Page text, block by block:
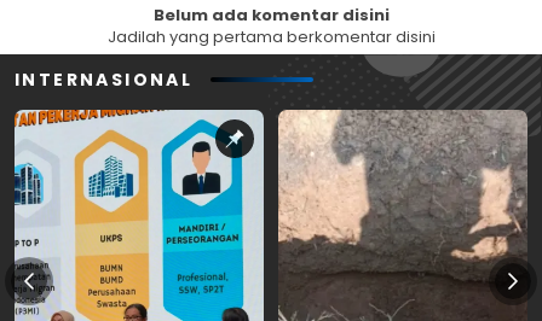
Belum ada komentar disini
Jadilah yang pertama berkomentar disini
INTERNASIONAL